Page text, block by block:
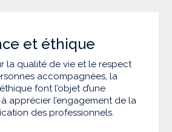
et éthique
la qualité de vie et le respect
accompagnées, la
font l’objet d’une
apprécier l’engagement de la
des professionnels.